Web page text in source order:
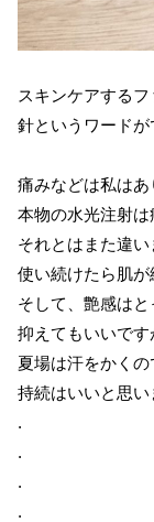
スキンケアする
針というワード
痛みなどは私は
本物の水光注射
それとはまた違い
使い続けたら肌
そして、艶感は
抑えてもいいです
夏場は汗をかく
持続はいいと思い
.
.
.
.